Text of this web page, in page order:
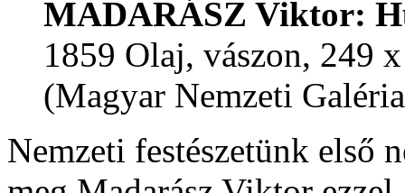
MADARÁSZ Viktor:
1859 Olaj, vászon, 249
(Magyar Nemzeti
Nemzeti festészetünk első